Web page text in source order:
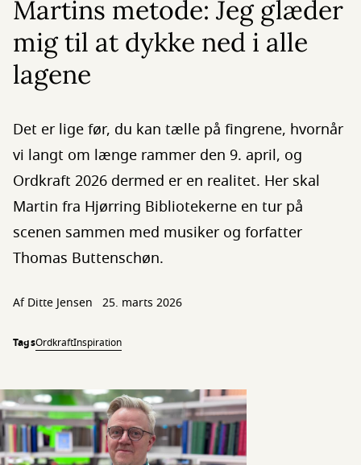
Martins metode: Jeg glæder
mig til at dykke ned i alle
lagene
Det er lige før, du kan tælle på fingrene, hvornår
vi langt om længe rammer den 9. april, og
Ordkraft 2026 dermed er en realitet. Her skal
Martin fra Hjørring Bibliotekerne en tur på
scenen sammen med musiker og forfatter
Thomas Buttenschøn.
AfDitte Jensen 25. marts 2026
TagsOrdkraftInspiration